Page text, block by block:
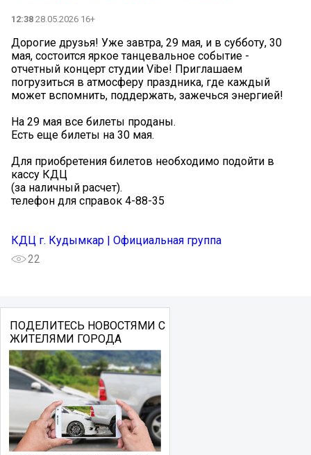
12:38 28.05.2026 16+
Дорогие друзья! Уже завтра, 29 мая, и в субботу, 30
мая, состоится яркое танцевальное событие -
отчетный концерт студии Vibe! Приглашаем
погрузиться в атмосферу праздника, где каждый
может вспомнить, поддержать, зажечься энергией!
На 29 мая все билеты проданы.
Есть еще билеты на 30 мая.
Для приобретения билетов необходимо подойти в
кассу КДЦ
(за наличный расчет).
телефон для справок 4-88-35
КДЦ г. Кудымкар | Официальная группа
22
ПОДЕЛИТЕСЬ НОВОСТЯМИ С
ЖИТЕЛЯМИ ГОРОДА